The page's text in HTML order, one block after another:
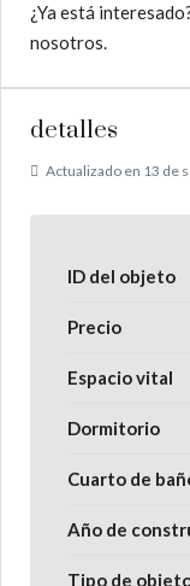
¿Ya está
nosotros.
detalles
Actualizado en 13 de
ID del objeto
Precio
Espacio vital
Dormitorio
Cuarto de
Año de
Tipo de